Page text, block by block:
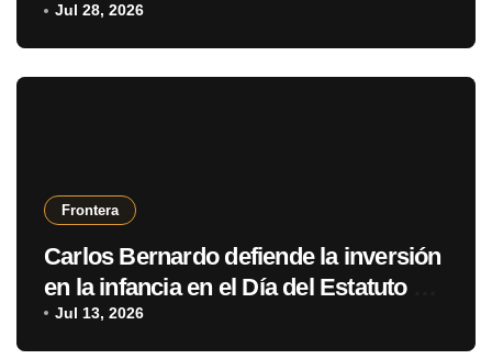
Paraguay
Jul 28, 2026
Frontera
Carlos Bernardo defiende la inversión
en la infancia en el Día del Estatuto del
Niño y Adolescente
Jul 13, 2026